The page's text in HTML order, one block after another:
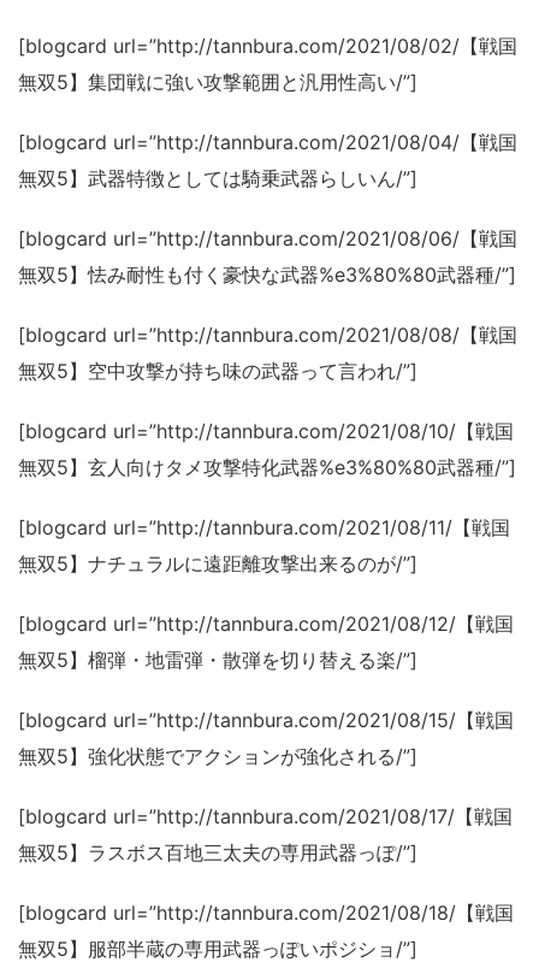
[blogcard url=”http://tannbura.com/2021/08/02/【戦国
無双5】集団戦に強い攻撃範囲と汎用性高い/”]
[blogcard url=”http://tannbura.com/2021/08/04/【戦国
無双5】武器特徴としては騎乗武器らしいん/”]
[blogcard url=”http://tannbura.com/2021/08/06/【戦国
無双5】怯み耐性も付く豪快な武器%e3%80%80武器種/”]
[blogcard url=”http://tannbura.com/2021/08/08/【戦国
無双5】空中攻撃が持ち味の武器って言われ/”]
[blogcard url=”http://tannbura.com/2021/08/10/【戦国
無双5】玄人向けタメ攻撃特化武器%e3%80%80武器種/”]
[blogcard url=”http://tannbura.com/2021/08/11/【戦国
無双5】ナチュラルに遠距離攻撃出来るのが/”]
[blogcard url=”http://tannbura.com/2021/08/12/【戦国
無双5】榴弾・地雷弾・散弾を切り替える楽/”]
[blogcard url=”http://tannbura.com/2021/08/15/【戦国
無双5】強化状態でアクションが強化される/”]
[blogcard url=”http://tannbura.com/2021/08/17/【戦国
無双5】ラスボス百地三太夫の専用武器っぽ/”]
[blogcard url=”http://tannbura.com/2021/08/18/【戦国
無双5】服部半蔵の専用武器っぽいポジショ/”]